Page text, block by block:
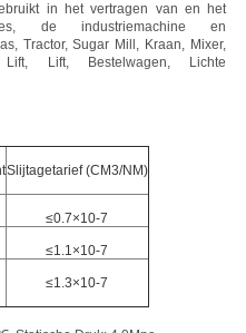
in het vertragen van en het
de industriemachine en
Tractor, Sugar Mill, Kraan, Mixer,
Lift, Lift, Bestelwagen, Lichte
Slijtagetarief (CM3/NM)
≤0.7×10-7
≤1.1×10-7
≤1.3×10-7